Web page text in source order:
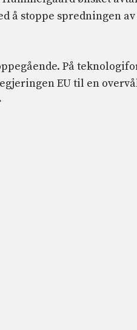
å stoppe spredningen
På
EU til en